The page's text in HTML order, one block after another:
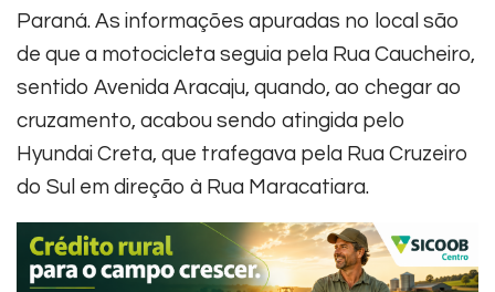
Paraná. As informações apuradas no local são
de que a motocicleta seguia pela Rua Caucheiro,
sentido Avenida Aracaju, quando, ao chegar ao
cruzamento, acabou sendo atingida pelo
Hyundai Creta, que trafegava pela Rua Cruzeiro
do Sul em direção à Rua Maracatiara.